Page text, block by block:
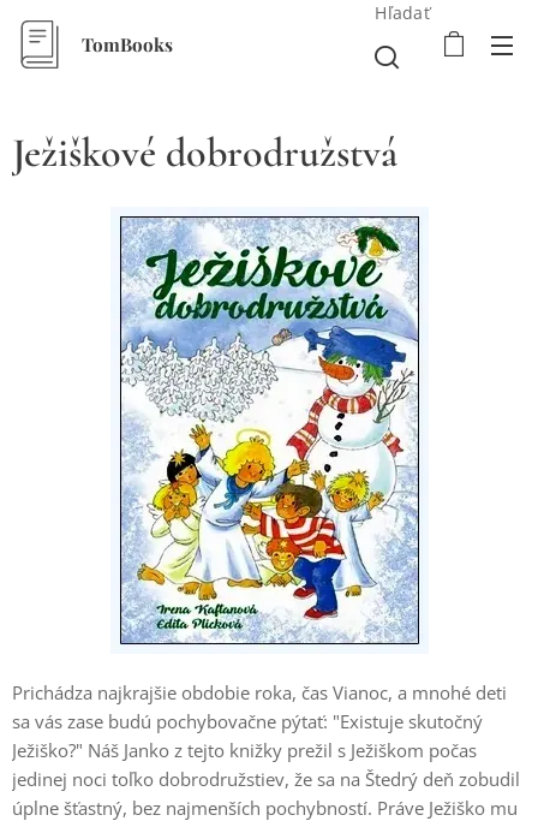
TomBooks
Hľadať
Ježiškové dobrodružstvá
Prichádza najkrajšie obdobie roka, čas Vianoc, a mnohé deti
sa vás zase budú pochybovačne pýtať: "Existuje skutočný
Ježiško?" Náš Janko z tejto knižky prežil s Ježiškom počas
jedinej noci toľko dobrodružstiev, že sa na Štedrý deň zobudil
úplne šťastný, bez najmenších pochybností. Práve Ježiško mu